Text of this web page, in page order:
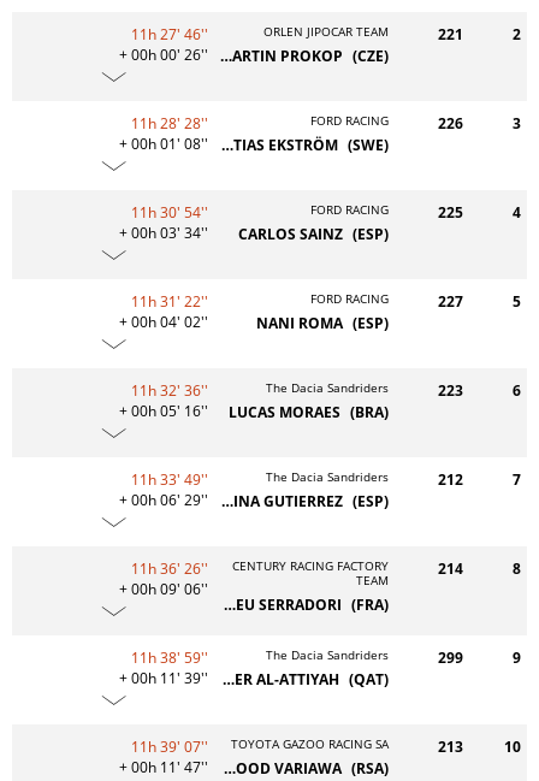
2
221
ORLEN JIPOCAR TEAM
(CZE)
MARTIN PROKOP
11h 27' 46''
+ 00h 00' 26''
3
226
FORD RACING
(SWE)
MATTIAS EKSTRÖM
11h 28' 28''
+ 00h 01' 08''
4
225
FORD RACING
(ESP)
CARLOS SAINZ
11h 30' 54''
+ 00h 03' 34''
5
227
FORD RACING
(ESP)
NANI ROMA
11h 31' 22''
+ 00h 04' 02''
6
223
The Dacia Sandriders
(BRA)
LUCAS MORAES
11h 32' 36''
+ 00h 05' 16''
7
212
The Dacia Sandriders
(ESP)
CRISTINA GUTIERREZ
11h 33' 49''
+ 00h 06' 29''
8
214
CENTURY RACING FACTORY
TEAM
(FRA)
MATHIEU SERRADORI
11h 36' 26''
+ 00h 09' 06''
9
299
The Dacia Sandriders
(QAT)
NASSER AL-ATTIYAH
11h 38' 59''
+ 00h 11' 39''
10
213
TOYOTA GAZOO RACING SA
(RSA)
SAOOD VARIAWA
11h 39' 07''
+ 00h 11' 47''